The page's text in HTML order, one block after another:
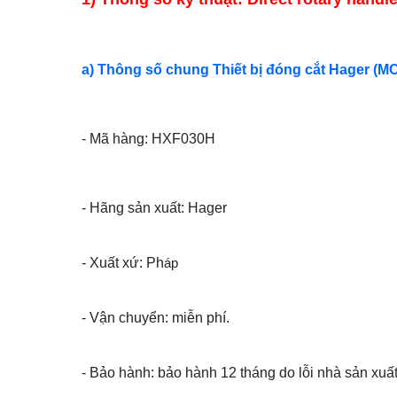
a) Thông số chung Thiết bị đóng cắt Hager
- Mã hàng: HXF030H
- Hãng sản xuất: Hager
- Xuất xứ: Pháp
- Vận chuyển: miễn phí.
- Bảo hành: bảo hành 12 tháng do lỗi nhà sản